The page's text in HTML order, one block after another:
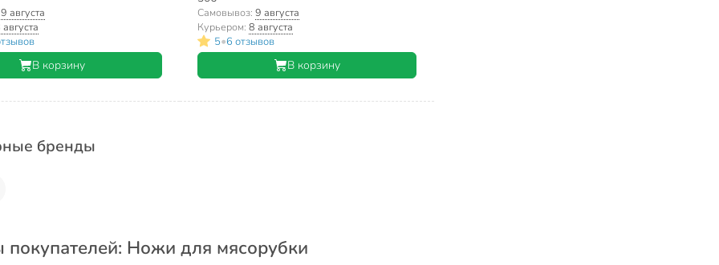
9 августа
В корзину
Самовывоз: 9 августа
Курьером: 8 августа
5•6 отзывов
В корзину
бренды
Ножи для мясорубки